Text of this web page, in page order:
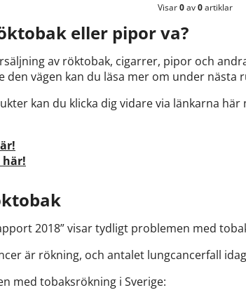
Visar0av0artiklar
eller pipor va?
av röktobak, cigarrer, pipor och
vägen kan du läsa mer om under nästa
kan du klicka dig vidare via länkarna här
2018” visar tydligt problemen med
är rökning, och antalet lungcancerfall
med tobaksrökning i Sverige: